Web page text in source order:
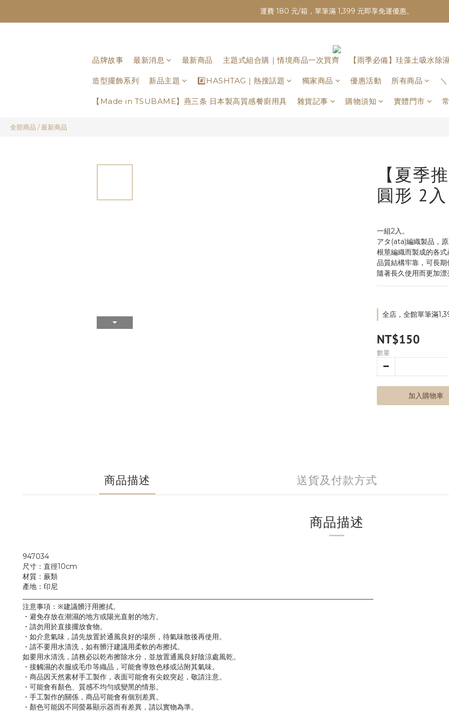
運費 180 元/箱，單筆滿 1,399 元即享免運優惠。
品牌故事 最新消息 最新商品 主題式組合購｜情境商品一次買齊 【雨季必備】珪藻土吸水除
造型擺飾系列 新品主題 #️⃣HASHTAG｜熱搜話題 獨家商品 優惠活動 所有商品
【Made in TSUBAME】燕三条 日本製高質感餐廚用具 雜貨記事 購物須知 實體門市
全部商品 /最新商品
【夏季
圓形 2
一組2入。
アタ(ata)編織製品，
根莖編織而製成的各
品質結構牢靠，可長
隨著長久使用而更加
全店，全館單筆滿
NT$150
數量
加入購物車
商品描述 送貨及付款方式
商品描述
947034
尺寸：直徑10cm
材質：蕨類
產地：印尼
注意事項：※建議髒汙用擦拭。
・避免存放在潮濕的地方或陽光直射的地方。
・請勿用於直接擺放食物。
・如介意氣味，請先放置於通風良好的場所，待氣味散後再使用。
・請不要用水清洗，如有髒汙建議用柔軟的布擦拭。
如要用水清洗，請務必以乾布擦除水分，並放置通風良好陰涼處風乾。
・接觸濕的衣服或毛巾等織品，可能會導致色移或沾附其氣味。
・商品因天然素材手工製作，表面可能會有尖銳突起，敬請注意。
・可能會有顏色、質感不均勻或變黑的情形。
・手工製作的關係，商品可能會有個別差異。
・顏色可能因不同螢幕顯示器而有差異，請以實物為準。